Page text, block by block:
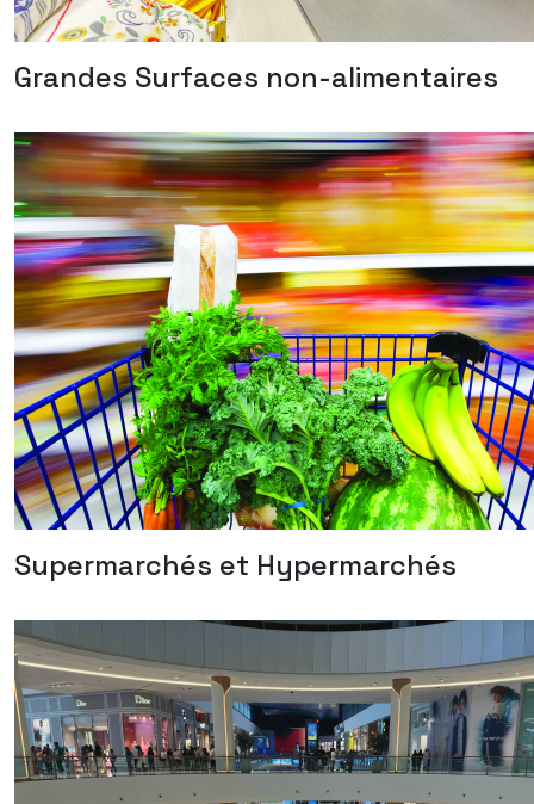
Grandes Surfaces non-alimentaires
Supermarchés et Hypermarchés